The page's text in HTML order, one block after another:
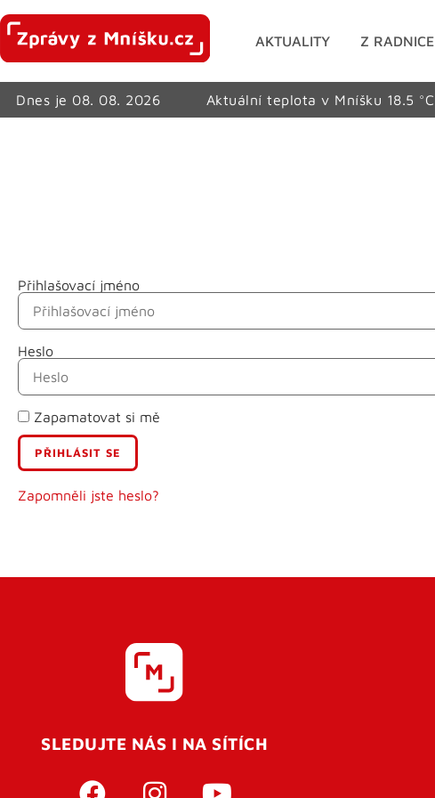
AKTUALITY Z RADNICE
Dnes je 08. 08. 2026 Aktuální teplota v Mníšku 18.5 °C
Přihlašovací jméno
Heslo
Zapamatovat si mě
Zapomněli jste heslo?
Jméno
Příjmení
E-mail
Uživatelské jméno
SLEDUJTE NÁS I NA SÍTÍCH